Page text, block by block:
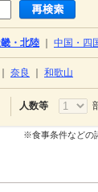
・北陸 中国・四
奈良 和歌山
人数等
※食事条件などの